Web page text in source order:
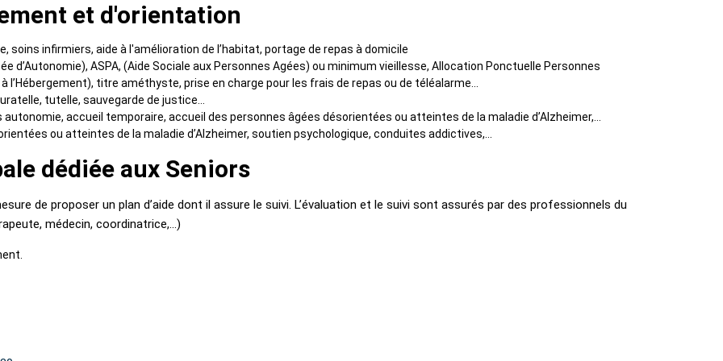
et d'orientation
soins infirmiers, aide à l'amélioration de l’habitat, portage de repas à domicile
d’Autonomie), ASPA, (Aide Sociale aux Personnes Agées) ou minimum vieillesse, Allocation Ponctuelle Personnes
l’Hébergement), titre améthyste, prise en charge pour les frais de repas ou de téléalarme…
tutelle, sauvegarde de justice...
accueil temporaire, accueil des personnes âgées désorientées ou atteintes de la maladie d’Alzheimer,...
ou atteintes de la maladie d’Alzheimer, soutien psychologique, conduites addictives,...
dédiée aux Seniors
de proposer un plan d’aide dont il assure le suivi. L’évaluation et le suivi sont assurés par des professionnels du
médecin, coordinatrice,...)